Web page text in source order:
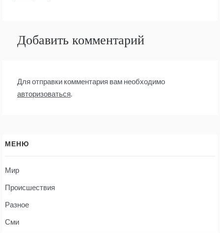
Добавить комментарий
Для отправки комментария вам необходимо
авторизоваться.
МЕНЮ
Мир
Происшествия
Разное
Сми